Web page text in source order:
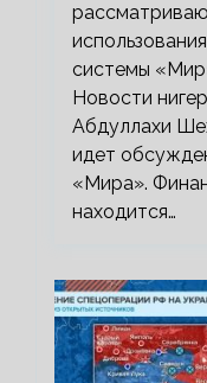
системы
Новости
Абдуллахи
идет
«Мира».
находится…